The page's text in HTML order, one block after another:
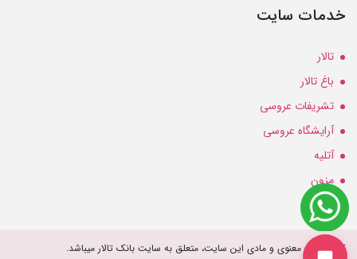
خدمات سایت
تالار
باغ تالار
تشریفات عروسی
آرایشگاه عروسی
آتلیه
مزون
کلیه حقوق معنوی و مادی این سایت، متعلق به سایت بانک تالار میباشد.